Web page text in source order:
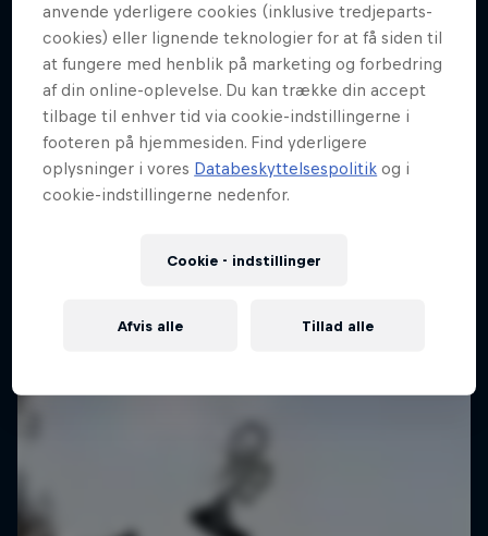
anvende yderligere cookies (inklusive tredjeparts-
cookies) eller lignende teknologier for at få siden til
at fungere med henblik på marketing og forbedring
af din online-oplevelse. Du kan trække din accept
tilbage til enhver tid via cookie-indstillingerne i
footeren på hjemmesiden. Find yderligere
oplysninger i vores Databeskyttelsespolitik og i
cookie-indstillingerne nedenfor.
Cookie - indstillinger
Afvis alle Tillad alle